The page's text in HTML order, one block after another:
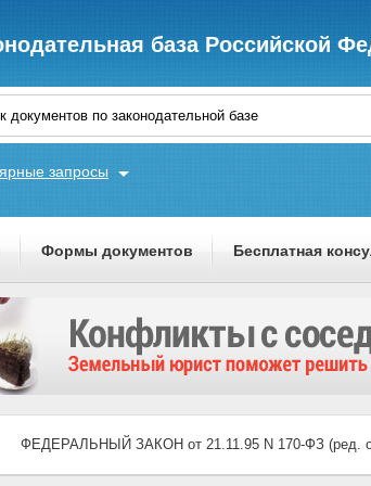
база Российской
запросы
Формы документов Бесплатная
ФЕДЕРАЛЬНЫЙ ЗАКОН от 21.11.95 N 170-ФЗ